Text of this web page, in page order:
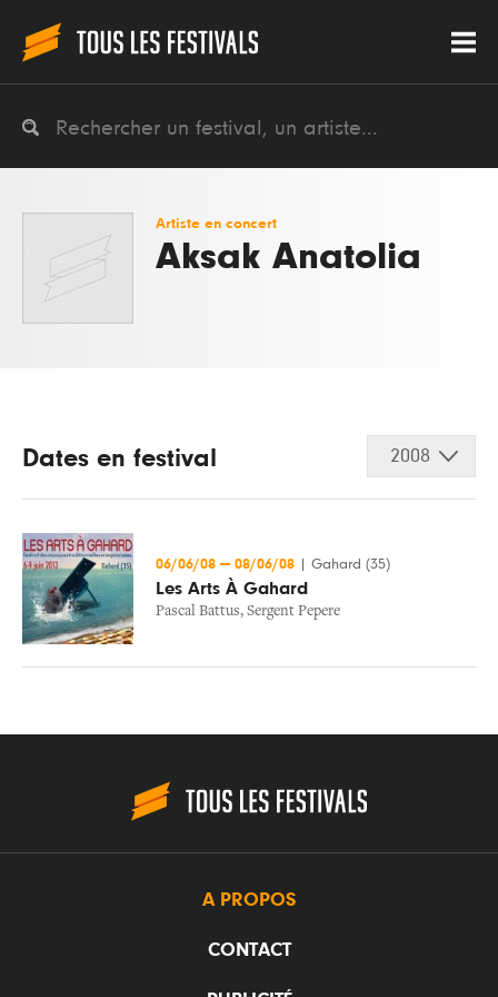
Artiste en concert
Aksak Anatolia
Dates en festival 2008
06/06/08 — 08/06/08 Gahard (35)
Les Arts À Gahard
Pascal Battus, Sergent Pepere
A PROPOS
CONTACT